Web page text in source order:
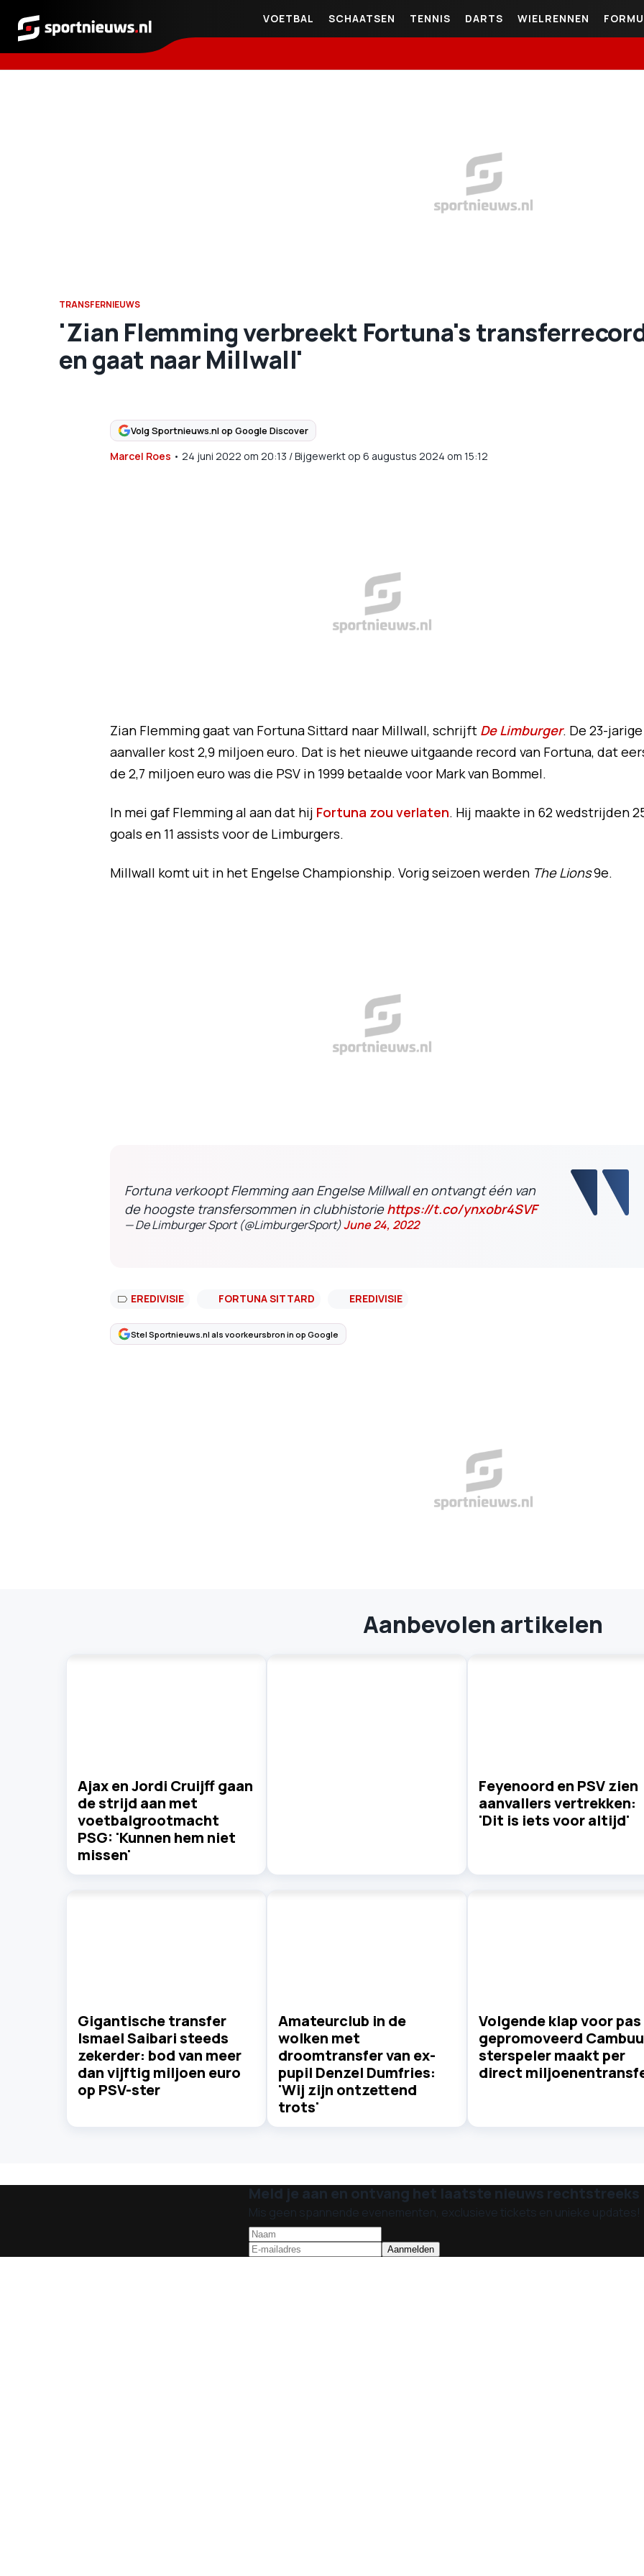
Sportnieuws.nl
VOETBAL SCHAATSEN TENNIS DARTS WIELRENNEN
TRANSFERNIEUWS
'Zian Flemming verbreekt Fortuna's
en gaat naar Millwall'
Volg Sportnieuws.nl op Google Discover
Marcel Roes • 24 juni 2022 om 20:13 /Bijgewerkt op 6 augustus 2024 om 15:12
Zian Flemming gaat van Fortuna Sittard naar Millwall, schrijft De Limburger. De 23-jarige
aanvaller kost 2,9 miljoen euro. Dat is het nieuwe uitgaande record van Fortuna, dat
de 2,7 miljoen euro was die PSV in 1999 betaalde voor Mark van Bommel.
In mei gaf Flemming al aan dat hij Fortuna zou verlaten. Hij maakte in 62 wedstrijden
goals en 11 assists voor de Limburgers.
Millwall komt uit in het Engelse Championship. Vorig seizoen werden The Lions9e.
Fortuna verkoopt Flemming aan Engelse Millwall en ontvangt één van
de hoogste transfersommen in clubhistoriehttps://t.co/ynxobr4SVF
— De Limburger Sport (@LimburgerSport)June 24, 2022
EREDIVISIE FORTUNA SITTARD EREDIVISIE
Stel Sportnieuws.nl als voorkeursbron in op Google
Aanbevolen artikelen
Ajax en Jordi Cruijff gaan
de strijd aan met
voetbalgrootmacht
PSG: 'Kunnen hem niet
missen'
Feyenoord en PSV zien
aanvallers vertrekken:
'Dit is iets voor altijd'
Gigantische transfer
Ismael Saibari steeds
zekerder: bod van meer
dan vijftig miljoen euro
op PSV-ster
Amateurclub in de
wolken met
droomtransfer van ex-
pupil Denzel Dumfries:
'Wij zijn ontzettend
trots'
Volgende klap voor pas
gepromoveerd
sterspeler maakt per
direct
Meld je aan en ontvang het laatste nieuws rechtstreeks
Mis geen spannende evenementen, exclusieve tickets en unieke updates!